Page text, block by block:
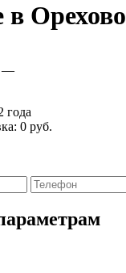
в
—
года
0 руб.